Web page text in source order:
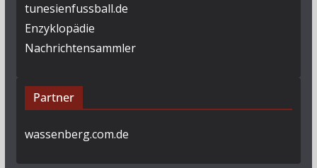
tunesienfussball.de
Enzyklopädie
Nachrichtensammler
Partner
wassenberg.com.de